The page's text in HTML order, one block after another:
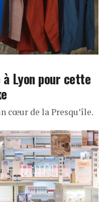
Lyon pour cette
cœur de la Presqu’île.